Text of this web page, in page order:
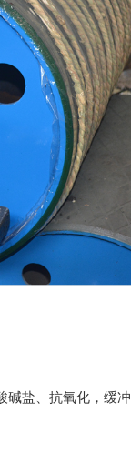
碱盐、抗氧化，缓冲